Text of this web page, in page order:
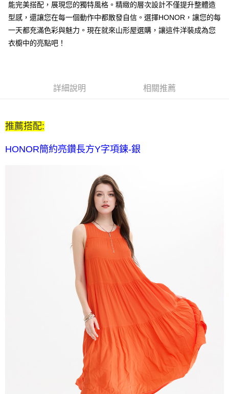
全家取貨付款 -訂單滿 $2000 元即享免運服務，未滿則另收
$80 元物流費用。
每筆NT$80，滿NT$2,000(含以上)免運費
每筆NT$80，滿NT$2,000(含以上)免運費
7-11付款後取貨-訂單滿 $2000 元即享免運服務-未滿則另收
宅配送到家-訂單滿 $2000 元即享免運服務-未滿則另收 $120 元物
每筆NT$120，滿NT$2,000(含以上)免運費
能完美搭配，展現您的獨特風格。精緻的層次設計不僅提升整體造
型感，還讓您在每一個動作中都散發自信。選擇HONOR，讓您的每
一天都充滿色彩與魅力。現在就來山形屋選購，讓這件洋裝成為您
衣櫥中的亮點吧！
詳細說明 相關推薦
推薦搭配:
HONOR簡約亮鑽長方Y字項鍊-銀